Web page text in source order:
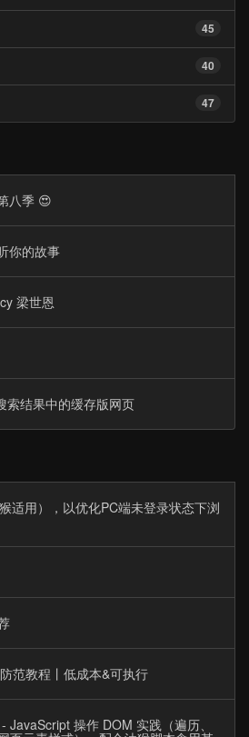
45
40
47
八季 😍
你的故事
梁世恩
索结果中的缓存版网页
适用），以优化PC端未登录状态下浏
范教程丨低成本&可执行
JavaScript 操作 DOM 实践（遍历、